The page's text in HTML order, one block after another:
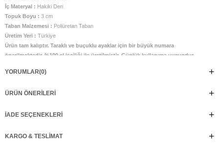
İç Materyal : Hakiki Deri
Topuk Boyu : 3 cm
Taban Malzemesi : Poliüretan Taban
Üretim Yeri : Türkiye
Ürün tam kalıptır. Taraklı ve buçuklu ayaklar için bir büyük numara
önerilmektedir. %100 el işçiliği ile üretilmiştir. Günlük kullanıma uygundur.
YORUMLAR(0)
ÜRÜN ÖNERILERI
İADE SEÇENEKLERI
KARGO & TESLIMAT